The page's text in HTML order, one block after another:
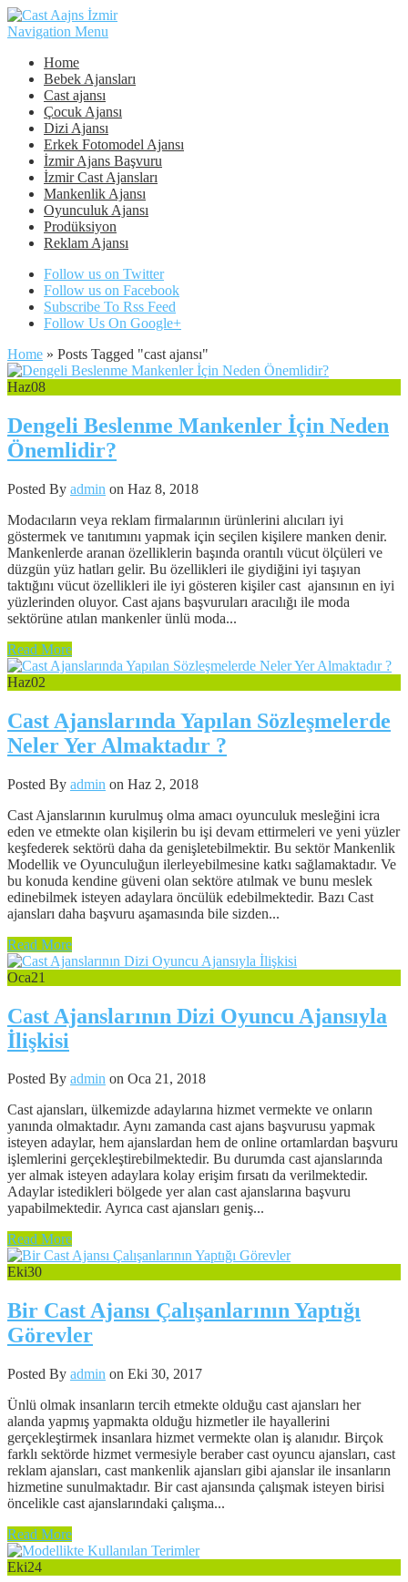
Navigation Menu
Home
Bebek Ajansları
Cast ajansı
Çocuk Ajansı
Dizi Ajansı
Erkek Fotomodel Ajansı
İzmir Ajans Başvuru
İzmir Cast Ajansları
Mankenlik Ajansı
Oyunculuk Ajansı
Prodüksiyon
Reklam Ajansı
Follow us on Twitter
Follow us on Facebook
Subscribe To Rss Feed
Follow Us On Google+
Home » Posts Tagged "cast ajansı"
Haz08
Dengeli Beslenme Mankenler İçin Neden
Önemlidir?
Posted By admin on Haz 8, 2018
Modacıların veya reklam firmalarının ürünlerini alıcıları iyi
göstermek ve tanıtımını yapmak için seçilen kişilere manken denir.
Mankenlerde aranan özelliklerin başında orantılı vücut ölçüleri ve
düzgün yüz hatları gelir. Bu özellikleri ile giydiğini iyi taşıyan
taktığını vücut özellikleri ile iyi gösteren kişiler cast ajansının en iyi
yüzlerinden oluyor. Cast ajans başvuruları aracılığı ile moda
sektörüne atılan mankenler ünlü moda...
Read More
Haz02
Cast Ajanslarında Yapılan Sözleşmelerde
Neler Yer Almaktadır ?
Posted By admin on Haz 2, 2018
Cast Ajanslarının kurulmuş olma amacı oyunculuk mesleğini icra
eden ve etmekte olan kişilerin bu işi devam ettirmeleri ve yeni yüzler
keşfederek sektörü daha da genişletebilmektir. Bu sektör Mankenlik
Modellik ve Oyunculuğun ilerleyebilmesine katkı sağlamaktadır. Ve
bu konuda kendine güveni olan sektöre atılmak ve bunu meslek
edinebilmek isteyen adaylara öncülük edebilmektedir. Bazı Cast
ajansları daha başvuru aşamasında bile sizden...
Read More
Oca21
Cast Ajanslarının Dizi Oyuncu Ajansıyla
İlişkisi
Posted By admin on Oca 21, 2018
Cast ajansları, ülkemizde adaylarına hizmet vermekte ve onların
yanında olmaktadır. Aynı zamanda cast ajans başvurusu yapmak
isteyen adaylar, hem ajanslardan hem de online ortamlardan başvuru
işlemlerini gerçekleştirebilmektedir. Bu durumda cast ajanslarında
yer almak isteyen adaylara kolay erişim fırsatı da verilmektedir.
Adaylar istedikleri bölgede yer alan cast ajanslarına başvuru
yapabilmektedir. Ayrıca cast ajansları geniş...
Read More
Eki30
Bir Cast Ajansı Çalışanlarının Yaptığı
Görevler
Posted By admin on Eki 30, 2017
Ünlü olmak insanların tercih etmekte olduğu cast ajansları her
alanda yapmış yapmakta olduğu hizmetler ile hayallerini
gerçekleştirmek insanlara hizmet vermekte olan iş alanıdır. Birçok
farklı sektörde hizmet vermesiyle beraber cast oyuncu ajansları, cast
reklam ajansları, cast mankenlik ajansları gibi ajanslar ile insanların
hizmetine sunulmaktadır. Bir cast ajansında çalışmak isteyen birisi
öncelikle cast ajanslarındaki çalışma...
Read More
Eki24